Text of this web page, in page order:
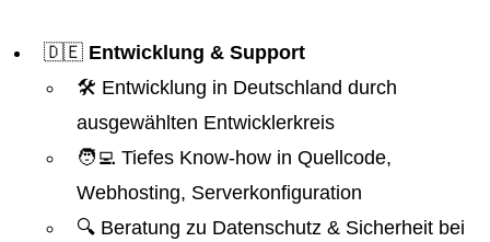
🇩🇪 Entwicklung & Support
🛠️ Entwicklung in Deutschland durch
ausgewählten Entwicklerkreis
🧑‍💻 Tiefes Know-how in Quellcode,
Webhosting, Serverkonfiguration
🔍 Beratung zu Datenschutz & Sicherheit bei